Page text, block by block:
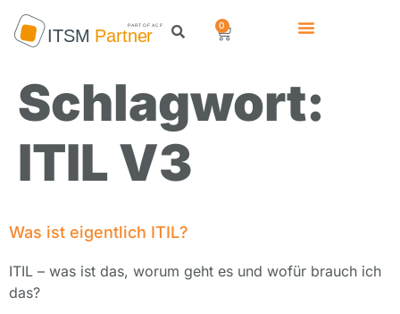
0
Schlagwort:
ITIL V3
Was ist eigentlich ITIL?
ITIL – was ist das, worum geht es und wofür brauch ich
das?